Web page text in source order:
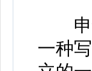
申论
一种